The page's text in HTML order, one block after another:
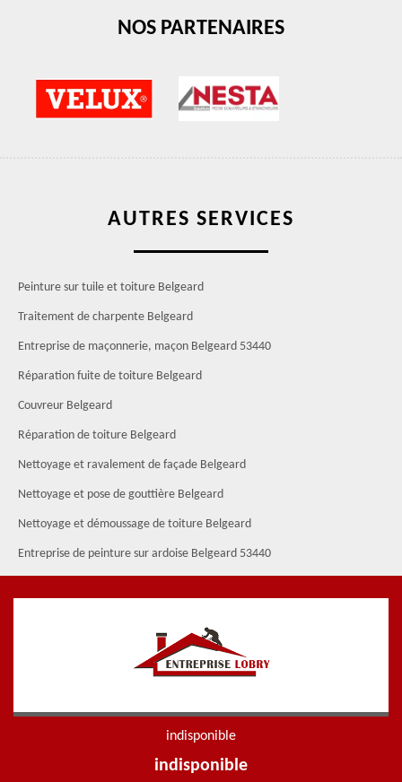
NOS PARTENAIRES
AUTRES SERVICES
Peinture sur tuile et toiture Belgeard
Traitement de charpente Belgeard
Entreprise de maçonnerie, maçon Belgeard 53440
Réparation fuite de toiture Belgeard
Couvreur Belgeard
Réparation de toiture Belgeard
Nettoyage et ravalement de façade Belgeard
Nettoyage et pose de gouttière Belgeard
Nettoyage et démoussage de toiture Belgeard
Entreprise de peinture sur ardoise Belgeard 53440
indisponible
indisponible